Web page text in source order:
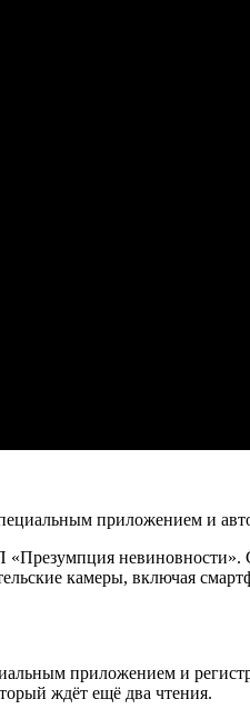
приложением и
невиновности».
камеры, включая
приложением и
ждёт ещё два чтения.